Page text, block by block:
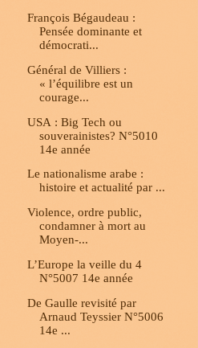
François Bégaudeau :
Pensée dominante et
démocrati...
Général de Villiers :
« l’équilibre est un
courage...
USA : Big Tech ou
souverainistes? N°5010
14e année
Le nationalisme arabe :
histoire et actualité par ...
Violence, ordre public,
condamner à mort au
Moyen-...
L’Europe la veille du 4
N°5007 14e année
De Gaulle revisité par
Arnaud Teyssier N°5006
14e ...